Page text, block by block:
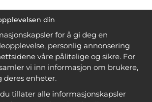
din
for å gi deg en
personlig annonsering
våre pålitelige og sikre. For
vi inn informasjon om brukere,
deres enheter.
tillater alle informasjonskapsler